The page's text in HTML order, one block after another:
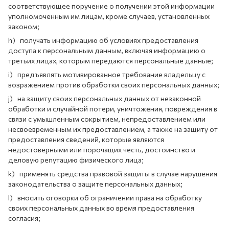
соответствующее поручение о получении этой информации
уполномоченным им лицам, кроме случаев, установленных
законом;
h) получать информацию об условиях предоставления
доступа к персональным данным, включая информацию о
третьих лицах, которым передаются персональные данные;
i) предъявлять мотивированное требование владельцу с
возражением против обработки своих персональных данных;
j) на защиту своих персональных данных от незаконной
обработки и случайной потери, уничтожения, повреждения в
связи с умышленным сокрытием, непредоставлением или
несвоевременным их предоставлением, а также на защиту от
предоставления сведений, которые являются
недостоверными или порочащих честь, достоинство и
деловую репутацию физического лица;
k) применять средства правовой защиты в случае нарушения
законодательства о защите персональных данных;
l) вносить оговорки об ограничении права на обработку
своих персональных данных во время предоставления
согласия;